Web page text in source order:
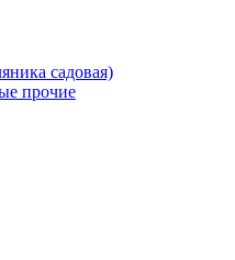
садовая)
прочие